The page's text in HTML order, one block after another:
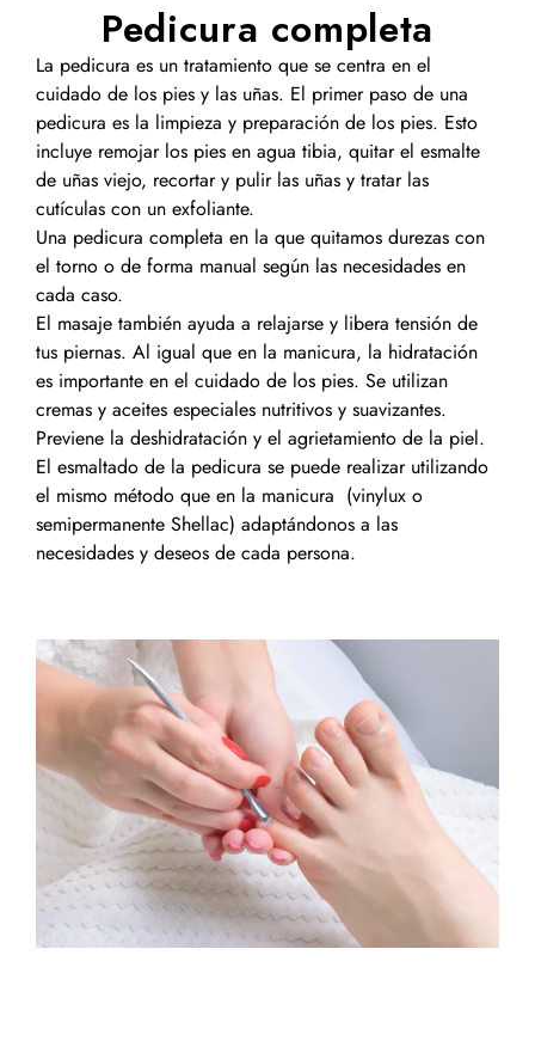
Pedicura completa
La pedicura es un tratamiento que se centra en el
cuidado de los pies y las uñas. El primer paso de una
pedicura es la limpieza y preparación de los pies. Esto
incluye remojar los pies en agua tibia, quitar el esmalte
de uñas viejo, recortar y pulir las uñas y tratar las
cutículas con un exfoliante.
Una pedicura completa en la que quitamos durezas con
el torno o de forma manual según las necesidades en
cada caso.
El masaje también ayuda a relajarse y libera tensión de
tus piernas. Al igual que en la manicura, la hidratación
es importante en el cuidado de los pies. Se utilizan
cremas y aceites especiales nutritivos y suavizantes.
Previene la deshidratación y el agrietamiento de la piel.
El esmaltado de la pedicura se puede realizar utilizando
el mismo método que en la manicura (vinylux o
semipermanente Shellac) adaptándonos a las
necesidades y deseos de cada persona.